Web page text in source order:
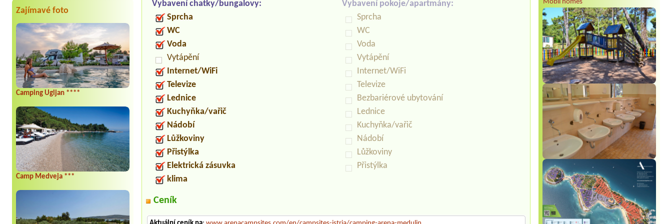
Zajímavé foto
Camping Ugljan ****
Camp Medveja ***
Mobil homes
Vybavení chatky/bungalovy:
Sprcha
WC
Voda
Vytápění
Internet/WiFi
Televize
Lednice
Kuchyňka/vařič
Nádobí
Lůžkoviny
Přistýlka
Elektrická zásuvka
klima
Vybavení pokoje/apartmány:
Sprcha
WC
Voda
Vytápění
Internet/WiFi
Televize
Bezbariérové ubytování
Lednice
Kuchyňka/vařič
Nádobí
Lůžkoviny
Přistýlka
Ceník